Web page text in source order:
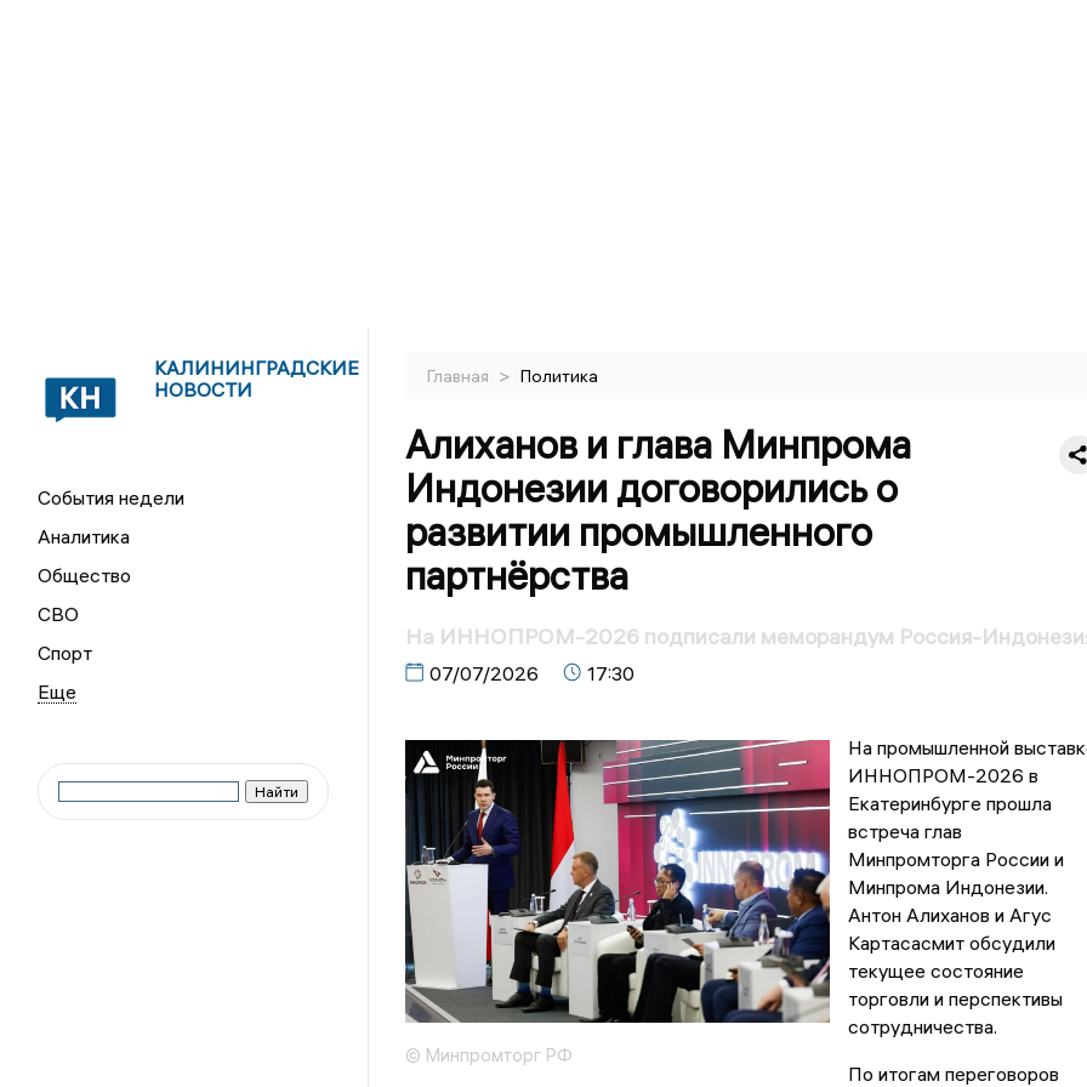
КАЛИНИНГРАДСКИЕ
НОВОСТИ
События недели
Аналитика
Общество
СВО
Спорт
Главная > Политика
Алиханов и глава Минпрома
Индонезии договорились о
развитии промышленного
партнёрства
На ИННОПРОМ-2026 подписали меморандум Россия-
07/07/2026 17:30
© Минпромторг РФ
На промышленной
ИННОПРОМ-2026 в
Екатеринбурге прошла
встреча глав
Минпромторга России и
Минпрома Индонезии.
Антон Алиханов и Агус
Картасасмит обсудили
текущее состояние
торговли и перспективы
сотрудничества.
По итогам переговоров